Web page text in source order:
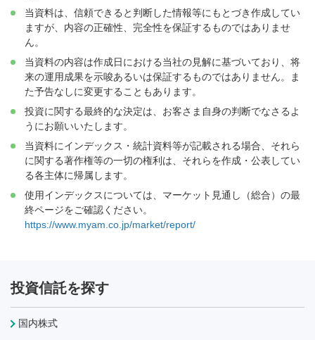
当資料は、信頼できると判断した情報等にもとづき作成してい
ますが、内容の正確性、完全性を保証するものではありませ
ん。
当資料の内容は作成日における当社の見解に基づいており、将
来の運用成果を示唆あるいは保証するものではありません。ま
た予告なしに変更することもあります。
投資に関する最終的な決定は、お客さま自身の判断でなさるよ
うにお願いいたします。
当資料にインデックス・統計資料等が記載される場合、それら
に関する著作権等の一切の権利は、それらを作成・公表してい
る各主体に帰属します。
使用インデックスについては、マーケット見通し（総合）の最
終ページをご確認ください。
https://www.myam.co.jp/market/report/
投資信託を探す
国内株式